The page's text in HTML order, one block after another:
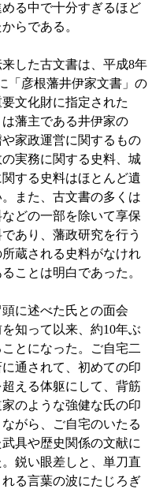
る中で十分すぎるほど
らである。
した古文書は、平成8年
「彦根藩井伊家文書」の
文化財に指定された
藩主である井伊家の
や家政運営に関するもの
実務に関する史料、城
する史料はほとんど遺
また、古文書の多くは
どの一部を除いて享保
あり、藩政研究を行う
所蔵される史料がなけれ
ことは明白であった。
に述べた氏との面会
知って以来、約10年ぶ
とになった。ご自宅二
通されて、初めての印
える体躯にして、背筋
のような強健な氏の印
がら、ご自宅のいたる
具や歴史関係の文献に
鋭い眼差しと、単刀直
れる言葉の波にたじろぎ